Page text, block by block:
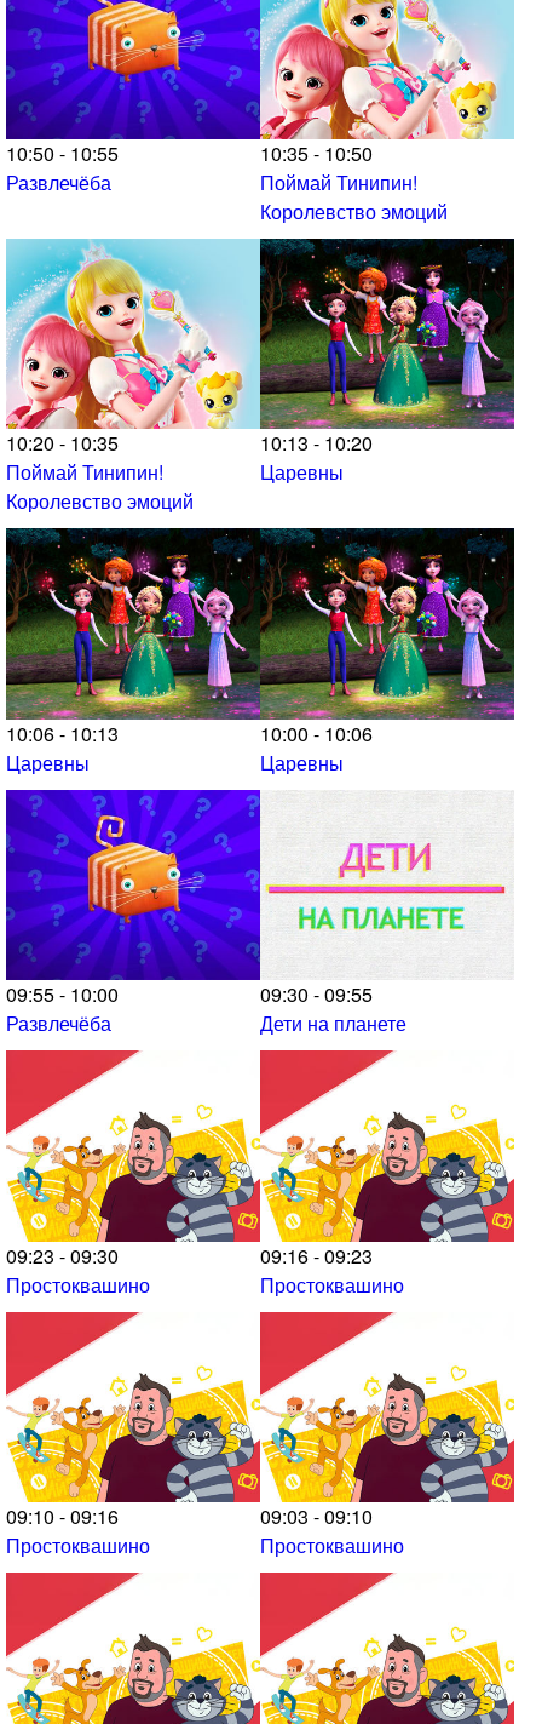
10:50 - 10:55
Развлечёба
10:35 - 10:50
Поймай Тинипин!
Королевство эмоций
10:20 - 10:35
Поймай Тинипин!
Королевство эмоций
10:13 - 10:20
Царевны
10:06 - 10:13
Царевны
10:00 - 10:06
Царевны
09:55 - 10:00
Развлечёба
09:30 - 09:55
Дети на планете
09:23 - 09:30
Простоквашино
09:16 - 09:23
Простоквашино
09:10 - 09:16
Простоквашино
09:03 - 09:10
Простоквашино